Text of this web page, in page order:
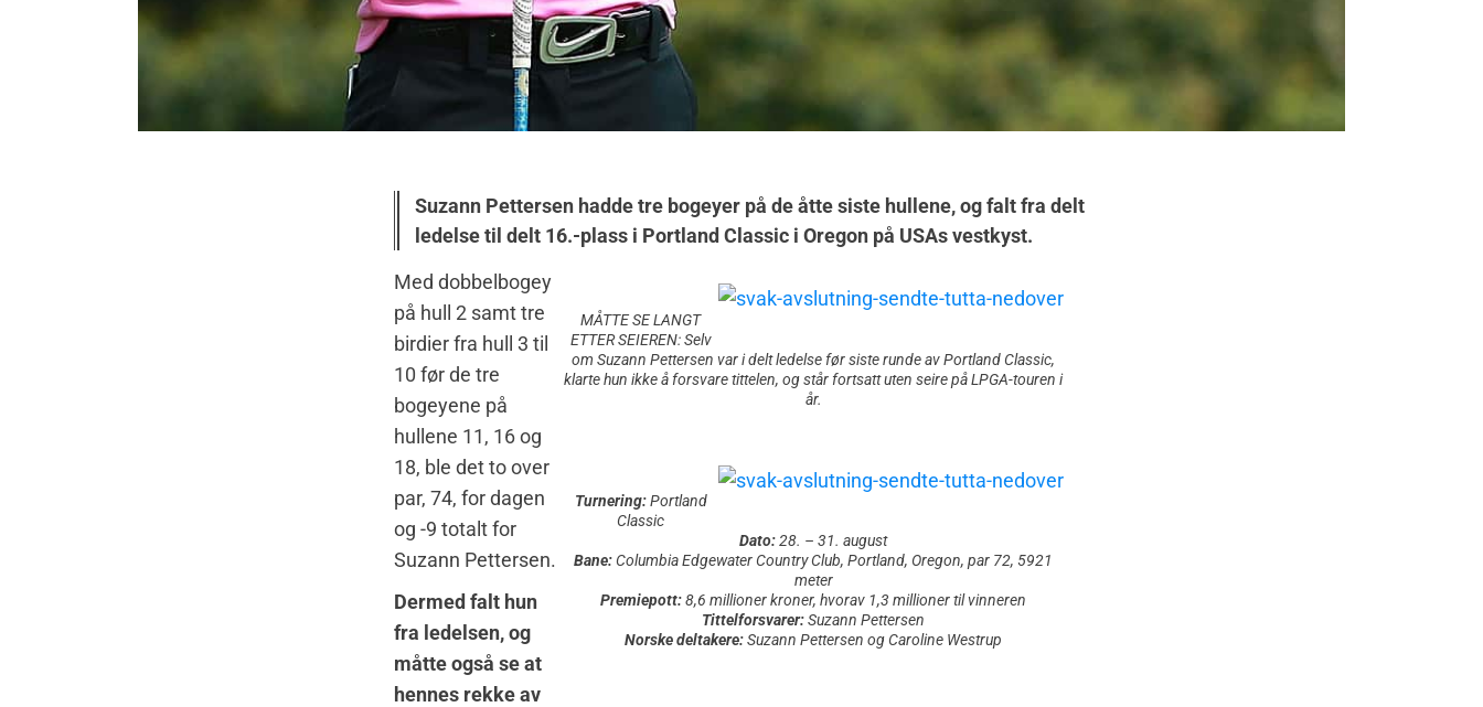
Suzann Pettersen hadde tre bogeyer på de åtte siste hullene, og falt fra delt
ledelse til delt 16.-plass i Portland Classic i Oregon på USAs vestkyst.
MÅTTE SE LANGT
ETTER SEIEREN: Selv
om Suzann Pettersen var i delt ledelse før siste runde av Portland Classic,
klarte hun ikke å forsvare tittelen, og står fortsatt uten seire på LPGA-touren i
år.
Turnering:Portland
Classic
Dato:28. – 31. august
Bane:Columbia Edgewater Country Club, Portland, Oregon, par 72, 5921
meter
Premiepott:8,6 millioner kroner, hvorav 1,3 millioner til vinneren
Tittelforsvarer:Suzann Pettersen
Norske deltakere:Suzann Pettersen og Caroline Westrup
Med dobbelbogey
på hull 2 samt tre
birdier fra hull 3 til
10 før de tre
bogeyene på
hullene 11, 16 og
18, ble det to over
par, 74, for dagen
og -9 totalt for
Suzann Pettersen.
Dermed falt hun
fra ledelsen, og
måtte også se at
hennes rekke av